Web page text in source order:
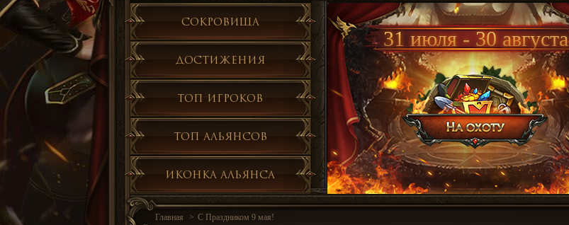
Сокровища
Достижения
Топ игроков
Топ альянсов
Иконка альянса
31 июля - 30 августа
Главная С Праздником 9 мая!